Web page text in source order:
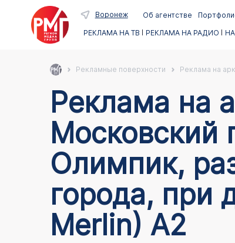
Воронеж Об агентстве
РЕКЛАМА НА ТВ
РЕКЛАМА НА РАДИО
Рекламные поверхности Реклама на
Реклама на арках в Воронеже по адресу
Московский
Олимпик,
города,
Merlin) А2